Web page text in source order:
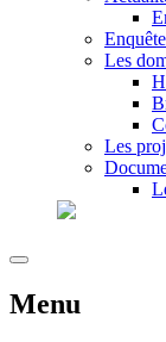
Les
Les
Menu